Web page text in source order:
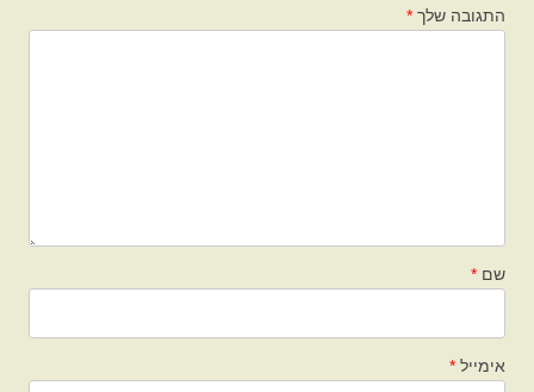
התגובה שלך *
שם *
אימייל *